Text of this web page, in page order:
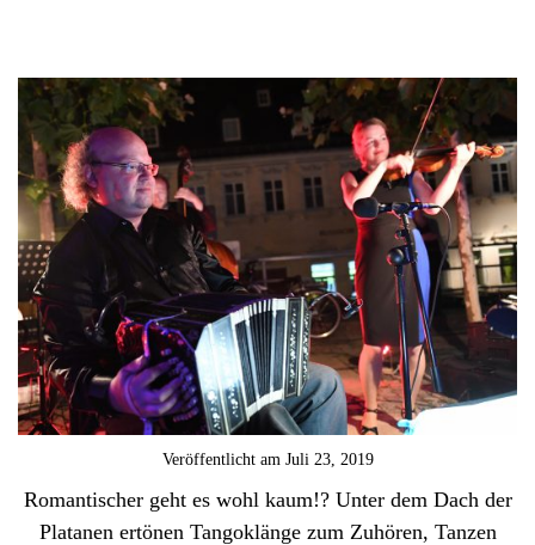
Veröffentlicht am Juli 23, 2019
Romantischer geht es wohl kaum!? Unter dem Dach der
Platanen ertönen Tangoklänge zum Zuhören, Tanzen